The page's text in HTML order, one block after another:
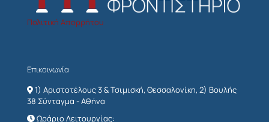
Πολιτική Απορρήτου
Επικοινωνία
1) Αριστοτέλους 3 & Τσιμισκή, Θεσσαλονίκη, 2) Βουλής
38 Σύνταγμα - Αθήνα
Ωράριο Λειτουργίας: